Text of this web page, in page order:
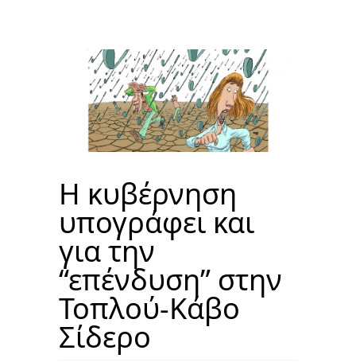
Η κυβέρνηση
υπογράφει και
για την
“επένδυση” στην
Τοπλού-Κάβο
Σίδερο